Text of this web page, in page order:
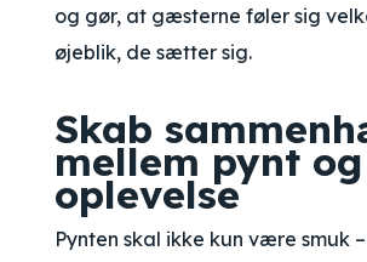
og gør, at gæsterne føler sig
øjeblik, de sætter sig.
Skab
mellem pynt og
oplevelse
Pynten skal ikke kun være smuk